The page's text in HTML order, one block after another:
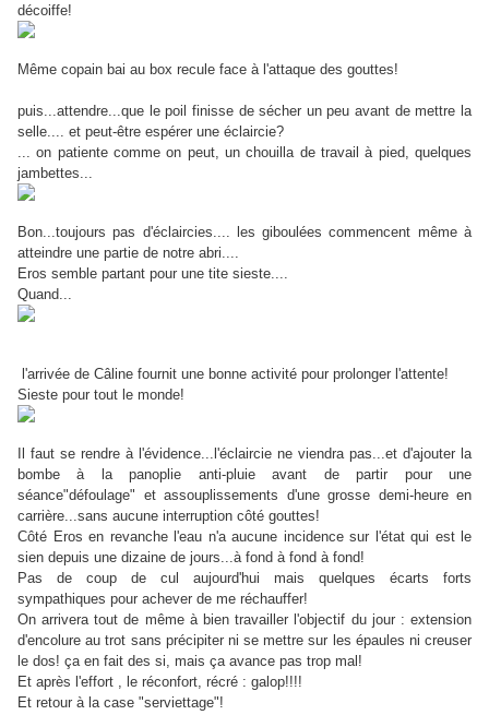
décoiffe!
Même copain bai au box recule face à l'attaque des gouttes!
puis...attendre...que le poil finisse de sécher un peu avant de mettre la
selle.... et peut-être espérer une éclaircie?
... on patiente comme on peut, un chouilla de travail à pied, quelques
jambettes...
Bon...toujours pas d'éclaircies.... les giboulées commencent même à
atteindre une partie de notre abri....
Eros semble partant pour une tite sieste....
Quand...
l'arrivée de Câline fournit une bonne activité pour prolonger l'attente!
Sieste pour tout le monde!
Il faut se rendre à l'évidence...l'éclaircie ne viendra pas...et d'ajouter la
bombe à la panoplie anti-pluie avant de partir pour une
séance"défoulage" et assouplissements d'une grosse demi-heure en
carrière...sans aucune interruption côté gouttes!
Côté Eros en revanche l'eau n'a aucune incidence sur l'état qui est le
sien depuis une dizaine de jours...à fond à fond à fond!
Pas de coup de cul aujourd'hui mais quelques écarts forts
sympathiques pour achever de me réchauffer!
On arrivera tout de même à bien travailler l'objectif du jour : extension
d'encolure au trot sans précipiter ni se mettre sur les épaules ni creuser
le dos! ça en fait des si, mais ça avance pas trop mal!
Et après l'effort , le réconfort, récré : galop!!!!
Et retour à la case "serviettage"!